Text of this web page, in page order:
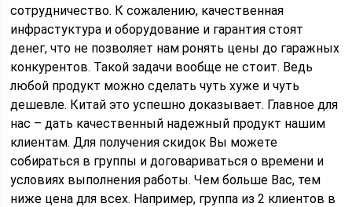
сотрудничество. К сожалению, качественная
инфрастуктура и оборудование и гарантия стоят
денег, что не позволяет нам ронять цены до гаражных
конкурентов. Такой задачи вообще не стоит. Ведь
любой продукт можно сделать чуть хуже и чуть
дешевле. Китай это успешно доказывает. Главное для
нас – дать качественный надежный продукт нашим
клиентам. Для получения скидок Вы можете
собираться в группы и договариваться о времени и
условиях выполнения работы. Чем больше Вас, тем
ниже цена для всех. Например, группа из 2 клиентов в